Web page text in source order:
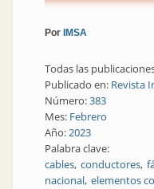
Por IMSA
Todas las
Publicado en: Revista
Número:383
Mes: Febrero
Año:2023
Palabra clave:
cables conductores
nacional elementos